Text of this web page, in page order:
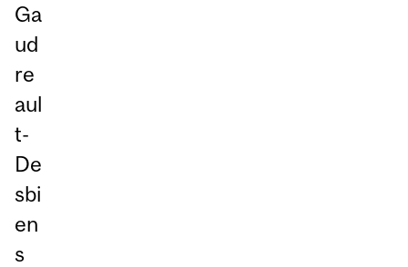
Ga
ud
re
aul
t-
De
sbi
en
s